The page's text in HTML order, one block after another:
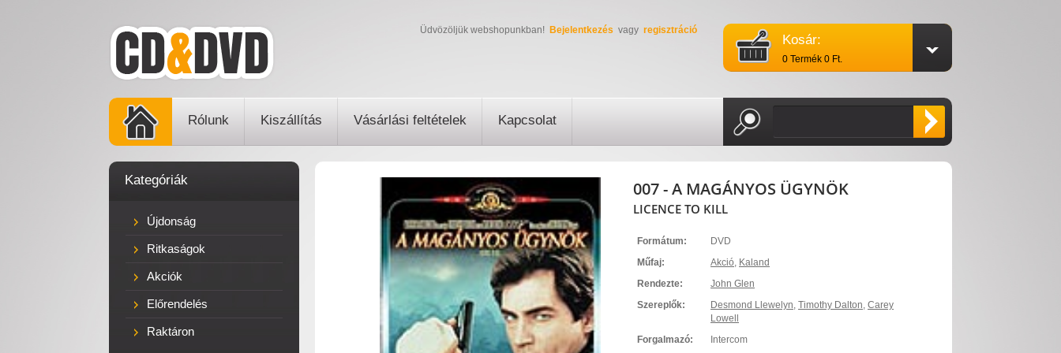
Kosár:
0 Termék 0 Ft.
Üdvözöljük webshopunkban! Bejelentkezés vagy regisztráció
Rólunk Kiszállítás Vásárlási feltételek Kapcsolat
Kategóriák
Újdonság
Ritkaságok
Akciók
Előrendelés
Raktáron
007 - A MAGÁNYOS ÜGYNÖK
LICENCE TO KILL
Formátum:
DVD
Műfaj:
Akció, Kaland
Rendezte:
John Glen
Szereplők:
Desmond Llewelyn, Timothy Dalton, Carey
Lowell
Forgalmazó:
Intercom